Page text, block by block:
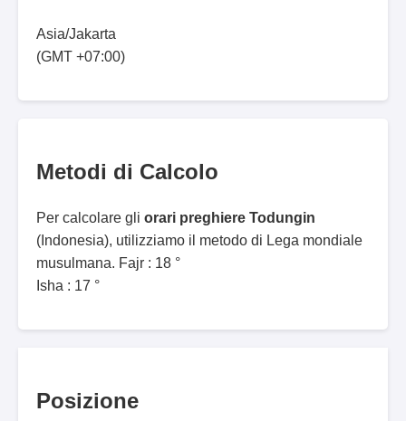
Asia/Jakarta
(GMT +07:00)
Metodi di Calcolo
Per calcolare gli orari preghiere Todungin
(Indonesia), utilizziamo il metodo di Lega mondiale
musulmana. Fajr : 18 °
Isha : 17 °
Posizione